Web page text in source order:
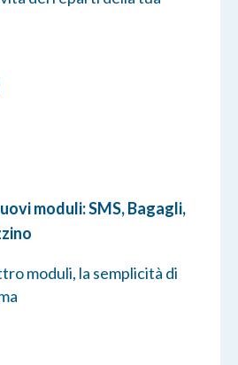
moduli: SMS, Bagagli,
moduli, la semplicità di